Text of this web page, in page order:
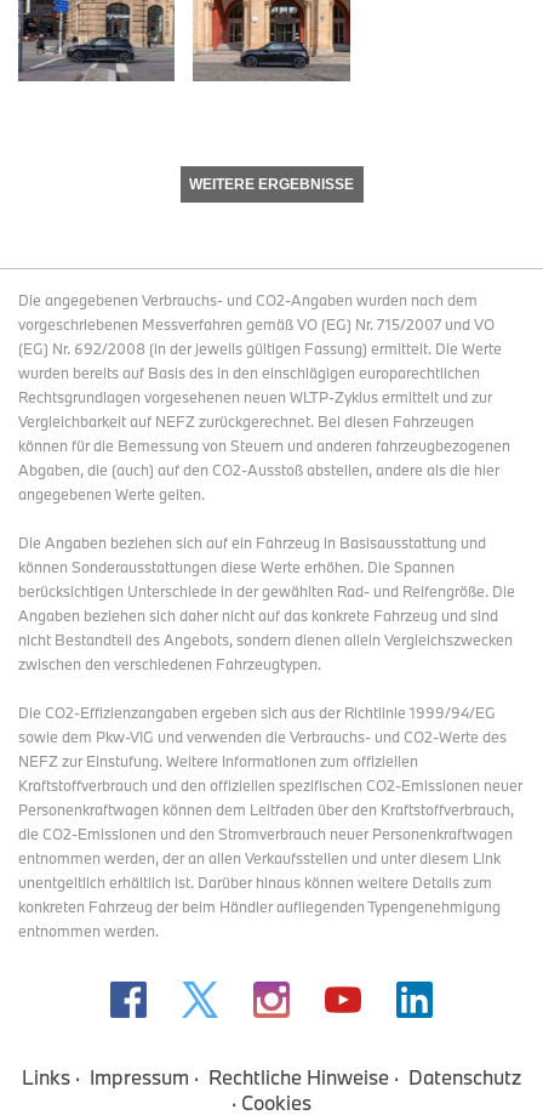
WEITERE ERGEBNISSE
Die angegebenen Verbrauchs- und CO2-Angaben wurden nach dem
vorgeschriebenen Messverfahren gemäß VO (EG) Nr. 715/2007 und VO
(EG) Nr. 692/2008 (in der jeweils gültigen Fassung) ermittelt. Die Werte
wurden bereits auf Basis des in den einschlägigen europarechtlichen
Rechtsgrundlagen vorgesehenen neuen WLTP-Zyklus ermittelt und zur
Vergleichbarkeit auf NEFZ zurückgerechnet. Bei diesen Fahrzeugen
können für die Bemessung von Steuern und anderen fahrzeugbezogenen
Abgaben, die (auch) auf den CO2-Ausstoß abstellen, andere als die hier
angegebenen Werte gelten.
Die Angaben beziehen sich auf ein Fahrzeug in Basisausstattung und
können Sonderausstattungen diese Werte erhöhen. Die Spannen
berücksichtigen Unterschiede in der gewählten Rad- und Reifengröße. Die
Angaben beziehen sich daher nicht auf das konkrete Fahrzeug und sind
nicht Bestandteil des Angebots, sondern dienen allein Vergleichszwecken
zwischen den verschiedenen Fahrzeugtypen.
Die CO2-Effizienzangaben ergeben sich aus der Richtlinie 1999/94/EG
sowie dem Pkw-VIG und verwenden die Verbrauchs- und CO2-Werte des
NEFZ zur Einstufung. Weitere Informationen zum offiziellen
Kraftstoffverbrauch und den offiziellen spezifischen CO2-Emissionen neuer
Personenkraftwagen können dem Leitfaden über den Kraftstoffverbrauch,
die CO2-Emissionen und den Stromverbrauch neuer Personenkraftwagen
entnommen werden, der an allen Verkaufsstellen und unter diesem Link
unentgeltlich erhältlich ist. Darüber hinaus können weitere Details zum
konkreten Fahrzeug der beim Händler aufliegenden Typengenehmigung
entnommen werden.
Links Impressum Rechtliche Hinweise
Datenschutz
Cookies